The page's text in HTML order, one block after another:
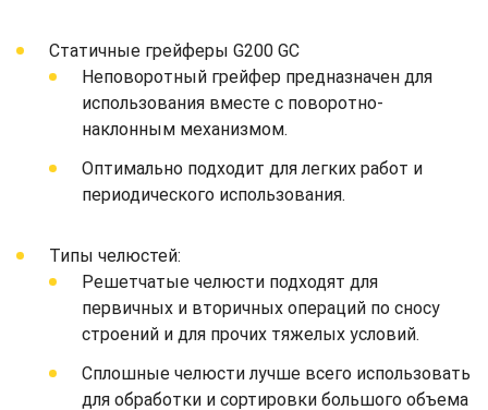
Статичные грейферы G200 GC
Неповоротный грейфер предназначен для
использования вместе с поворотно-
наклонным механизмом.
Оптимально подходит для легких работ и
периодического использования.
Типы челюстей:
Решетчатые челюсти подходят для
первичных и вторичных операций по сносу
строений и для прочих тяжелых условий.
Сплошные челюсти лучше всего использовать
для обработки и сортировки большого объема